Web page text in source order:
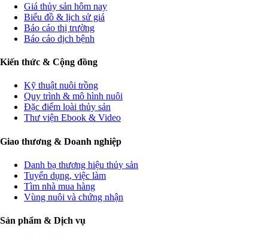
Giá thủy sản hôm nay
Biểu đồ & lịch sử giá
Báo cáo thị trường
Báo cáo dịch bệnh
Kiến thức & Cộng đồng
Kỹ thuật nuôi trồng
Quy trình & mô hình nuôi
Đặc điểm loài thủy sản
Thư viện Ebook & Video
Giao thương & Doanh nghiệp
Danh bạ thương hiệu thủy sản
Tuyển dụng, việc làm
Tìm nhà mua hàng
Vùng nuôi và chứng nhận
Sản phẩm & Dịch vụ